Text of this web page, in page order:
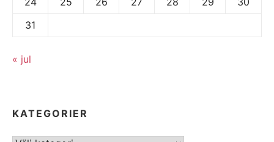
31
« jul
KATEGORIER